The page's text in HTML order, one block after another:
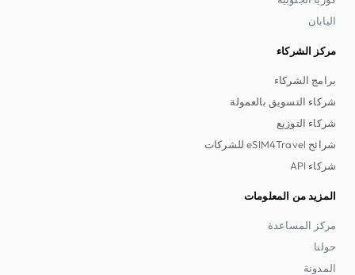
اليابان
مركز الشركاء
برامج الشركاء
شركاء التسويق بالعمولة
شركاء التوزيع
شرائح eSIM4Travel للشركات
شركاء API
المزيد من المعلومات
مركز المساعدة
حولنا
المدونة